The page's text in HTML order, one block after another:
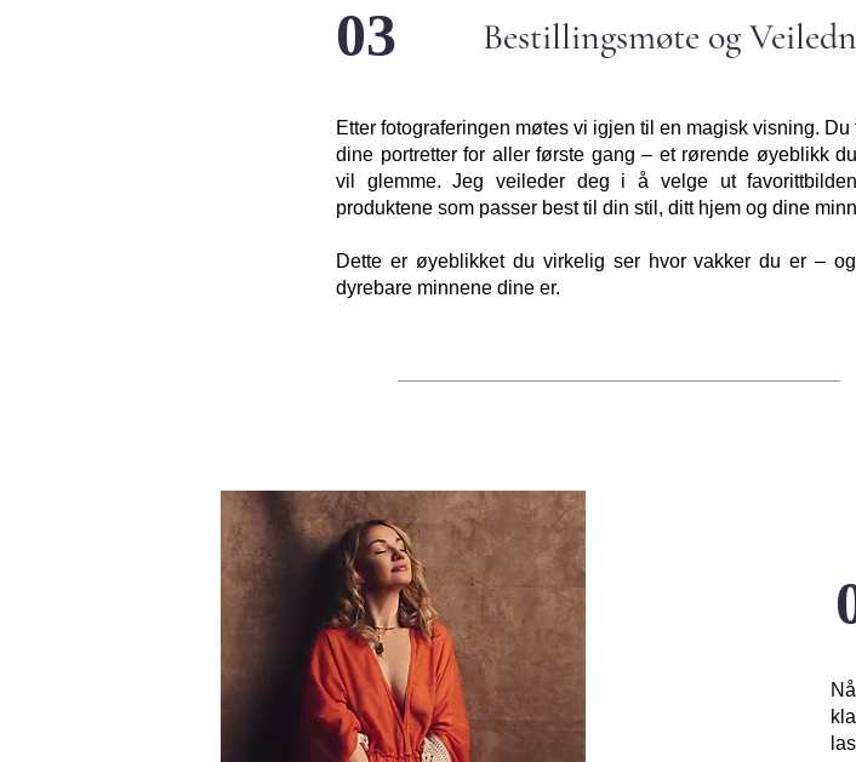
03 Bestillingsmøte og
Etter fotograferingen møtes vi igjen til en magisk visning. Du
dine portretter for aller første gang – et rørende øyeblikk
vil glemme. Jeg veileder deg i å velge ut
produktene som passer best til din stil, ditt hjem og dine
Dette er øyeblikket du virkelig ser hvor vakker du er –
dyrebare minnene dine er.